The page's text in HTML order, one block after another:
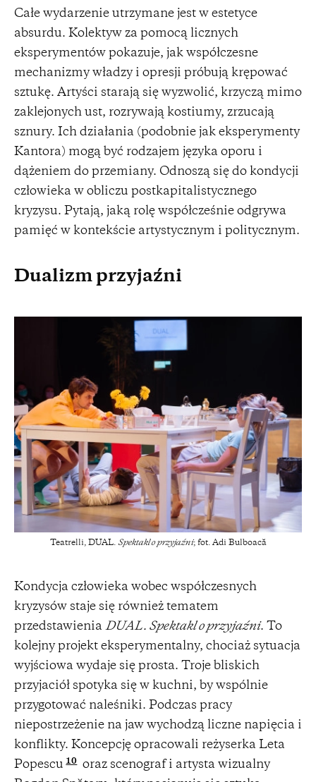
Całe wydarzenie utrzymane jest w estetyce
absurdu. Kolektyw za pomocą licznych
eksperymentów pokazuje, jak współczesne
mechanizmy władzy i opresji próbują krępować
sztukę. Artyści starają się wyzwolić, krzyczą mimo
zaklejonych ust, rozrywają kostiumy, zrzucają
sznury. Ich działania (podobnie jak eksperymenty
Kantora) mogą być rodzajem języka oporu i
dążeniem do przemiany. Odnoszą się do kondycji
człowieka w obliczu postkapitalistycznego
kryzysu. Pytają, jaką rolę współcześnie odgrywa
pamięć w kontekście artystycznym i politycznym.
Dualizm przyjaźni
Teatrelli, DUAL. Spektakl o przyjaźni; fot. Adi Bulboacă
Kondycja człowieka wobec współczesnych
kryzysów staje się również tematem
przedstawienia DUAL. Spektakl o przyjaźni. To
kolejny projekt eksperymentalny, chociaż sytuacja
wyjściowa wydaje się prosta. Troje bliskich
przyjaciół spotyka się w kuchni, by wspólnie
przygotować naleśniki. Podczas pracy
niepostrzeżenie na jaw wychodzą liczne napięcia i
konflikty. Koncepcję opracowali reżyserka Leta
Popescu 10
oraz scenograf i artysta wizualny